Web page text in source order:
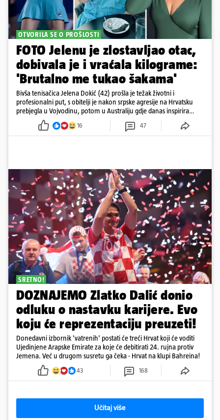
OTVORILA SE O PROŠLOSTI
FOTO Jelenu je zlostavljao otac,
dobivala je i vraćala kilograme:
'Brutalno me tukao šakama'
Bivša tenisačica Jelena Dokić (42) prošla je težak životni i
profesionalni put, s obitelji je nakon srpske agresije na Hrvatsku
prebjegla u Vojvodinu, potom u Australiju gdje danas inspirira
16 47
SRETNO!
DOZNAJEMO Zlatko Dalić donio
odluku o nastavku karijere. Evo
koju će reprezentaciju preuzeti!
Donedavni izbornik 'vatrenih' postati će treći Hrvat koji će voditi
Ujedinjene Arapske Emirate za koje će debitirati 24. rujna protiv
Jemena. Već u drugom susretu ga čeka - Hrvat na klupi Bahreina!
43 168
Učitaj više